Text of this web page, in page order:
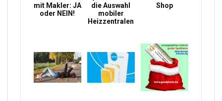
mit Makler: JA
oder NEIN!
die Auswahl
mobiler
Heizzentralen
Shop